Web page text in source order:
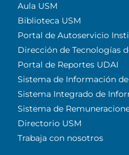
Aula USM
Biblioteca USM
Portal de Autoservicio
Dirección de Tecnologías
Portal de Reportes UDAI
Sistema de Información
Sistema Integrado de
Sistema de
Directorio USM
Trabaja con nosotros